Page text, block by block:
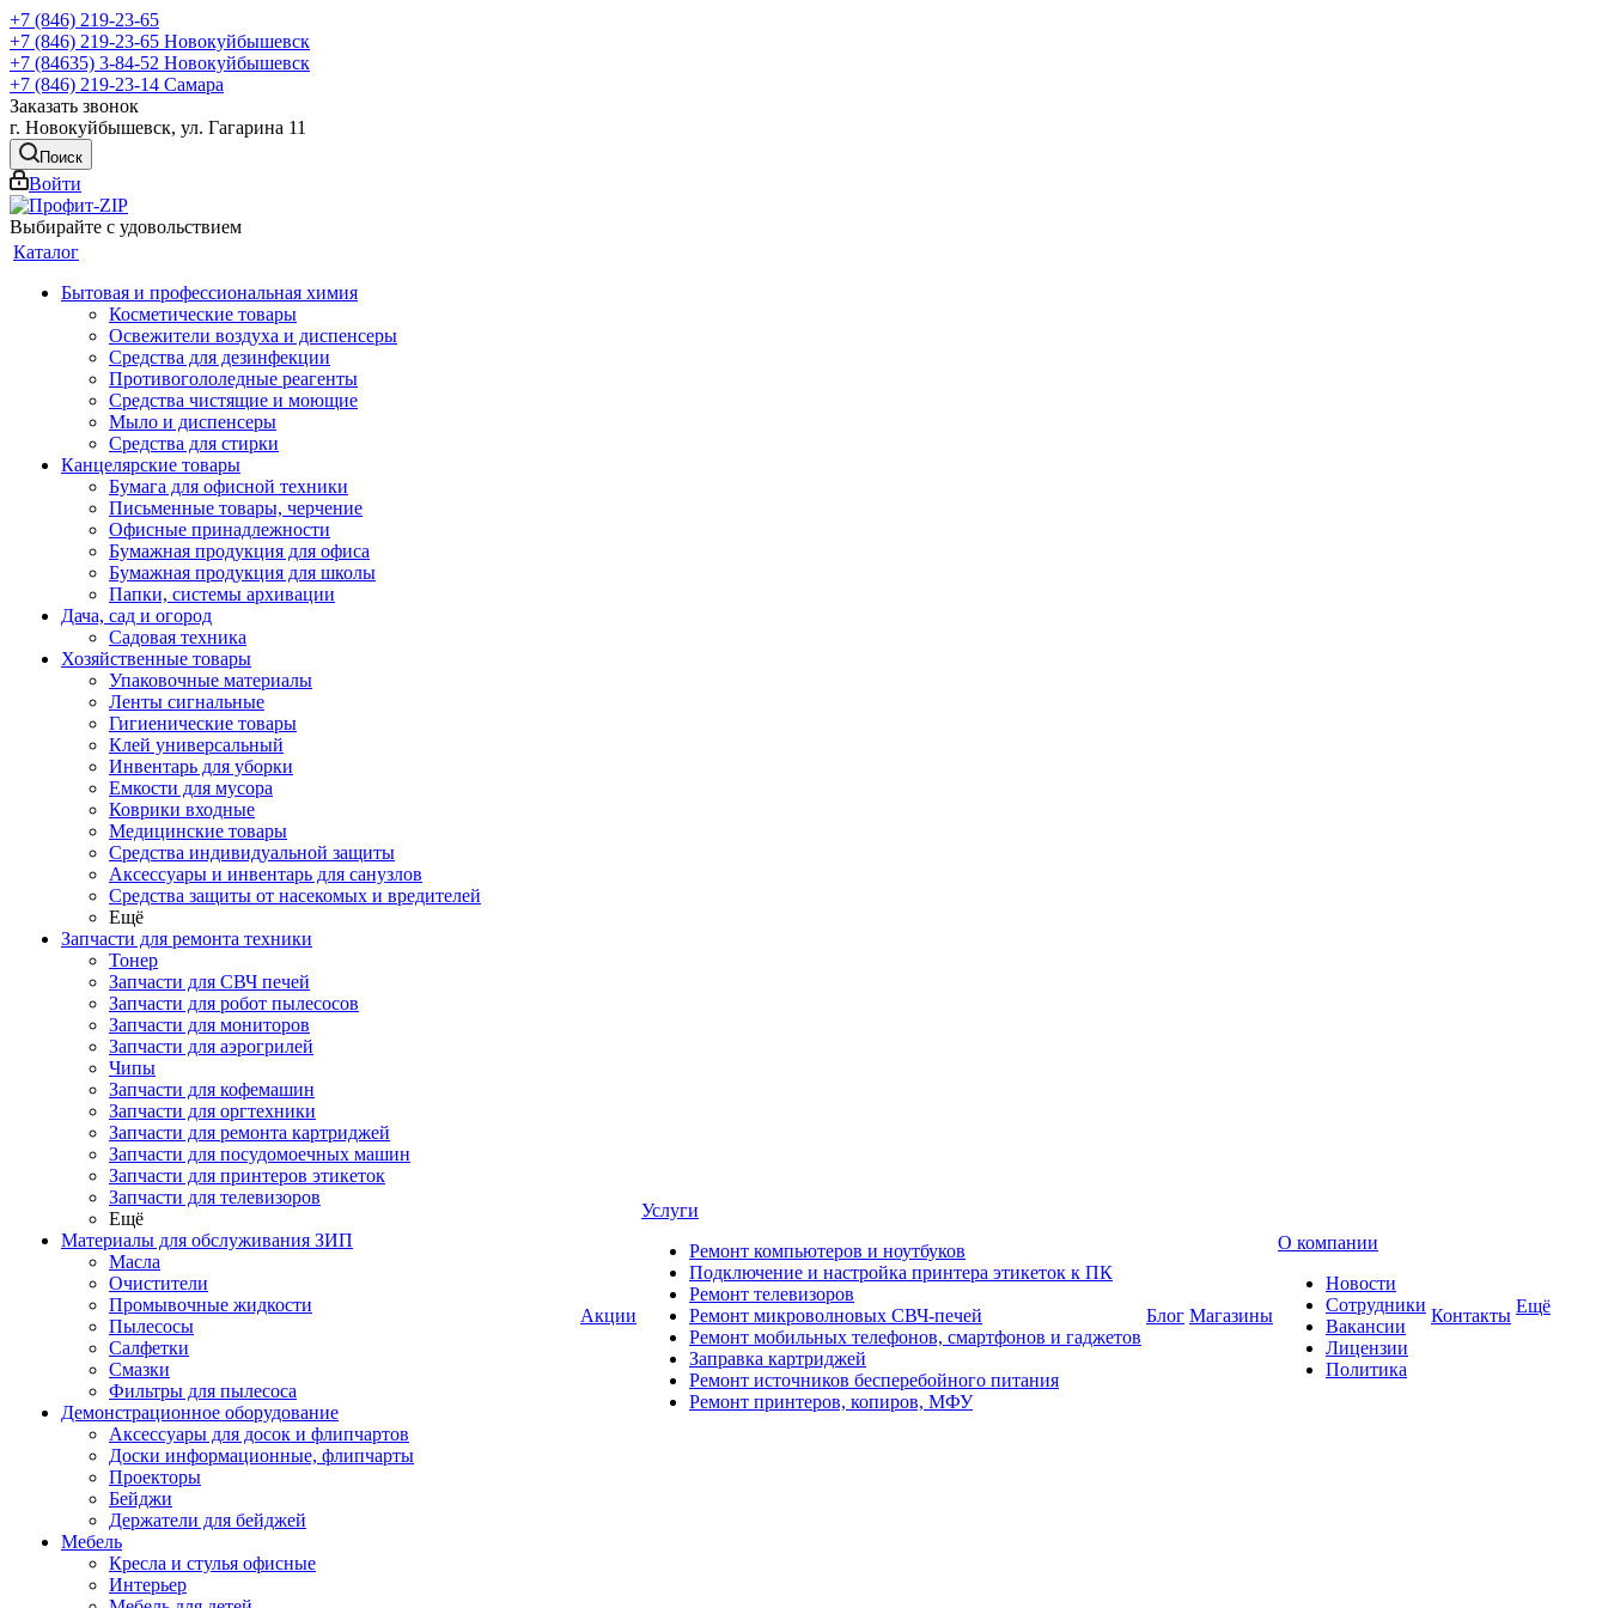
+7 (846) 219-23-65
+7 (846) 219-23-65 Новокуйбышевск
+7 (84635) 3-84-52 Новокуйбышевск
+7 (846) 219-23-14 Самара
Заказать звонок
г. Новокуйбышевск, ул. Гагарина 11
Поиск
Войти
Выбирайте с удовольствием
Каталог
Бытовая и профессиональная химия
Косметические товары
Освежители воздуха и диспенсеры
Средства для дезинфекции
Противогололедные реагенты
Средства чистящие и моющие
Мыло и диспенсеры
Средства для стирки
Канцелярские товары
Бумага для офисной техники
Письменные товары, черчение
Офисные принадлежности
Бумажная продукция для офиса
Бумажная продукция для школы
Папки, системы архивации
Дача, сад и огород
Садовая техника
Хозяйственные товары
Упаковочные материалы
Ленты сигнальные
Гигиенические товары
Клей универсальный
Инвентарь для уборки
Емкости для мусора
Коврики входные
Медицинские товары
Средства индивидуальной защиты
Аксессуары и инвентарь для санузлов
Средства защиты от насекомых и вредителей
Ещё
Запчасти для ремонта техники
Тонер
Запчасти для СВЧ печей
Запчасти для робот пылесосов
Запчасти для мониторов
Запчасти для аэрогрилей
Чипы
Запчасти для кофемашин
Запчасти для оргтехники
Запчасти для ремонта картриджей
Запчасти для посудомоечных машин
Запчасти для принтеров этикеток
Запчасти для телевизоров
Ещё
Материалы для обслуживания ЗИП
Масла
Очистители
Промывочные жидкости
Пылесосы
Салфетки
Смазки
Фильтры для пылесоса
Демонстрационное оборудование
Аксессуары для досок и флипчартов
Доски информационные, флипчарты
Проекторы
Бейджи
Держатели для бейджей
Мебель
Кресла и стулья офисные
Интерьер
Акции
Услуги
Ремонт компьютеров и ноутбуков
Подключение и настройка принтера этикеток к ПК
Ремонт телевизоров
Ремонт микроволновых СВЧ-печей
Ремонт мобильных телефонов, смартфонов и гаджетов
Заправка картриджей
Ремонт источников бесперебойного питания
Ремонт принтеров, копиров, МФУ
Блог Магазины
О компании
Новости
Сотрудники
Вакансии
Лицензии
Политика
Контакты Ещё